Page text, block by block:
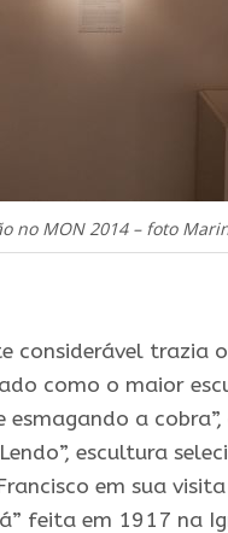
no MON 2014 – foto
considerável trazia
como o maior
esmagando a
escultura
em sua
feita em 1917 na